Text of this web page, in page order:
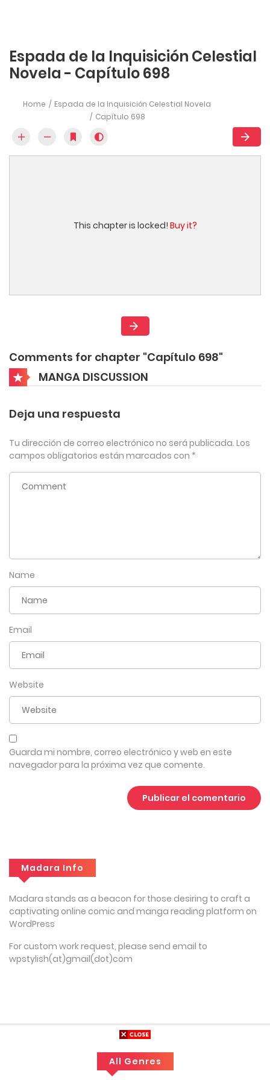
Espada de la Inquisición Celestial
Novela - Capítulo 698
Home
Espada de la Inquisición Celestial Novela
Capítulo 698
This chapter is locked! Buy it?
Comments for chapter "Capítulo 698"
MANGA DISCUSSION
Deja una respuesta
Tu dirección de correo electrónico no será publicada. Los
campos obligatorios están marcados con *
Name
Email
Website
Guarda mi nombre, correo electrónico y web en este
navegador para la próxima vez que comente.
Madara Info
Madara stands as a beacon for those desiring to craft a
captivating online comic and manga reading platform on
WordPress
For custom work request, please send email to
wpstylish(at)gmail(dot)com
All Genres